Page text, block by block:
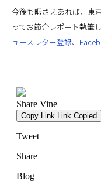
今後も暇さえあれば、東
ってお節介レポート執筆
ュースレター登録、